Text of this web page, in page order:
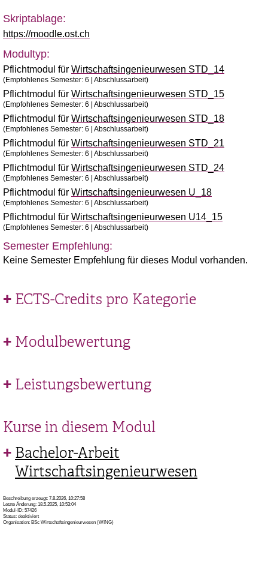
Skriptablage:
https://moodle.ost.ch
Modultyp:
Pflichtmodul für Wirtschaftsingenieurwesen STD_14
(Empfohlenes Semester: 6 | Abschlussarbeit)
Pflichtmodul für Wirtschaftsingenieurwesen STD_15
(Empfohlenes Semester: 6 | Abschlussarbeit)
Pflichtmodul für Wirtschaftsingenieurwesen STD_18
(Empfohlenes Semester: 6 | Abschlussarbeit)
Pflichtmodul für Wirtschaftsingenieurwesen STD_21
(Empfohlenes Semester: 6 | Abschlussarbeit)
Pflichtmodul für Wirtschaftsingenieurwesen STD_24
(Empfohlenes Semester: 6 | Abschlussarbeit)
Pflichtmodul für Wirtschaftsingenieurwesen U_18
(Empfohlenes Semester: 6 | Abschlussarbeit)
Pflichtmodul für Wirtschaftsingenieurwesen U14_15
(Empfohlenes Semester: 6 | Abschlussarbeit)
Semester Empfehlung:
Keine Semester Empfehlung für dieses Modul vorhanden.
ECTS-Credits pro Kategorie
Modulbewertung
Leistungsbewertung
Kurse in diesem Modul
Bachelor-Arbeit
Wirtschaftsingenieurwesen
Beschreibung erzeugt: 7.8.2026, 10:27:58
Letzte Änderung: 18.5.2025, 10:53:04
Modul-ID: 57426
Status: deaktiviert
Organisation: BSc Wirtschaftsingenieurwesen (WING)